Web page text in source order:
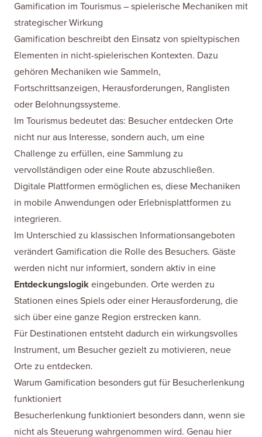
Gamification im Tourismus – spielerische Mechaniken mit
strategischer Wirkung
Gamification beschreibt den Einsatz von spieltypischen
Elementen in nicht-spielerischen Kontexten. Dazu
gehören Mechaniken wie Sammeln,
Fortschrittsanzeigen, Herausforderungen, Ranglisten
oder Belohnungssysteme.
Im Tourismus bedeutet das: Besucher entdecken Orte
nicht nur aus Interesse, sondern auch, um eine
Challenge zu erfüllen, eine Sammlung zu
vervollständigen oder eine Route abzuschließen.
Digitale Plattformen ermöglichen es, diese Mechaniken
in mobile Anwendungen oder Erlebnisplattformen zu
integrieren.
Im Unterschied zu klassischen Informationsangeboten
verändert Gamification die Rolle des Besuchers. Gäste
werden nicht nur informiert, sondern aktiv in eine
Entdeckungslogik eingebunden. Orte werden zu
Stationen eines Spiels oder einer Herausforderung, die
sich über eine ganze Region erstrecken kann.
Für Destinationen entsteht dadurch ein wirkungsvolles
Instrument, um Besucher gezielt zu motivieren, neue
Orte zu entdecken.
Warum Gamification besonders gut für Besucherlenkung
funktioniert
Besucherlenkung funktioniert besonders dann, wenn sie
nicht als Steuerung wahrgenommen wird. Genau hier